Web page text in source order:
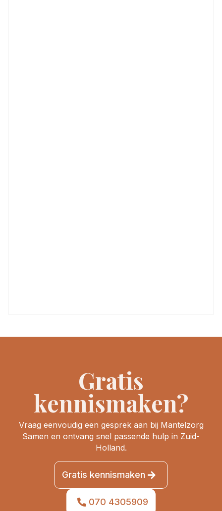
Gratis
kennismaken?
Vraag eenvoudig een gesprek aan bij Mantelzorg
Samen en ontvang snel passende hulp in Zuid-
Holland.
Gratis kennismaken
070 4305909